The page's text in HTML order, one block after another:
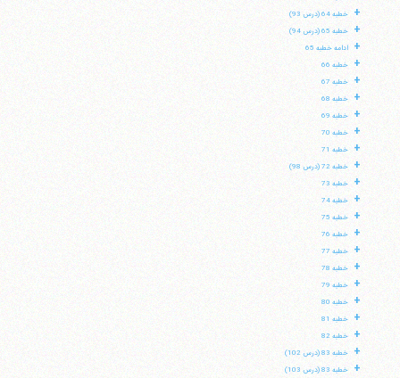
+ خطبه 64 (درس 93)
+ خطبه 65 (درس 94)
+ ادامه خطبه 65
+ خطبه 66
+ خطبه 67
+ خطبه 68
+ خطبه 69
+ خطبه 70
+ خطبه 71
+ خطبه 72 (درس 98)
+ خطبه 73
+ خطبه 74
+ خطبه 75
+ خطبه 76
+ خطبه 77
+ خطبه 78
+ خطبه 79
+ خطبه 80
+ خطبه 81
+ خطبه 82
+ خطبه 83 (درس 102)
+ خطبه 83 (درس 103)